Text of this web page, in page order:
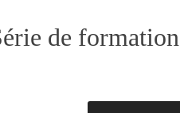
de